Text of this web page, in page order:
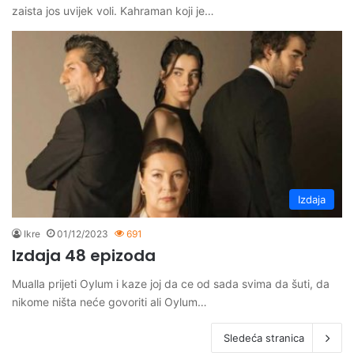
zaista jos uvijek voli. Kahraman koji je…
Izdaja
Ikre 01/12/2023 691
Izdaja 48 epizoda
Mualla prijeti Oylum i kaze joj da ce od sada svima da šuti, da
nikome ništa neće govoriti ali Oylum…
Sledeća stranica